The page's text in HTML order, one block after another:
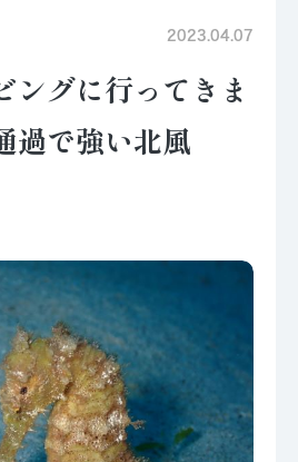
2023.04.07
ングに行ってきま
過で強い北風